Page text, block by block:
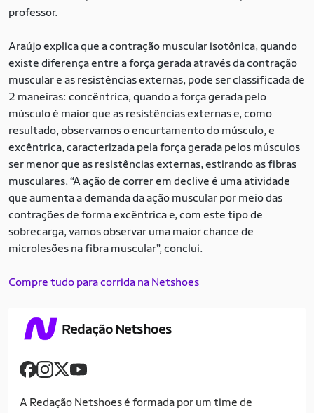
professor.
Araújo explica que a contração muscular isotônica, quando
existe diferença entre a força gerada através da contração
muscular e as resistências externas, pode ser classificada de
2 maneiras: concêntrica, quando a força gerada pelo
músculo é maior que as resistências externas e, como
resultado, observamos o encurtamento do músculo, e
excêntrica, caracterizada pela força gerada pelos músculos
ser menor que as resistências externas, estirando as fibras
musculares. “A ação de correr em declive é uma atividade
que aumenta a demanda da ação muscular por meio das
contrações de forma excêntrica e, com este tipo de
sobrecarga, vamos observar uma maior chance de
microlesões na fibra muscular”, conclui.
Compre tudo para corrida na Netshoes
Redação Netshoes
A Redação Netshoes é formada por um time de